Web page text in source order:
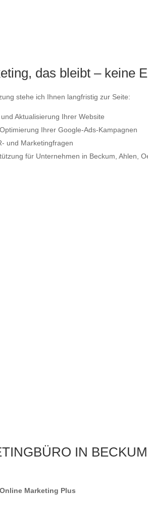
das bleibt – keine
stehe ich Ihnen langfristig zur Seite:
Aktualisierung Ihrer Website
Ihrer Google‑Ads‑Kampagnen
und Marketingfragen
für Unternehmen in Beckum, Ahlen,
IN BECKUM
Online Marketing Plus